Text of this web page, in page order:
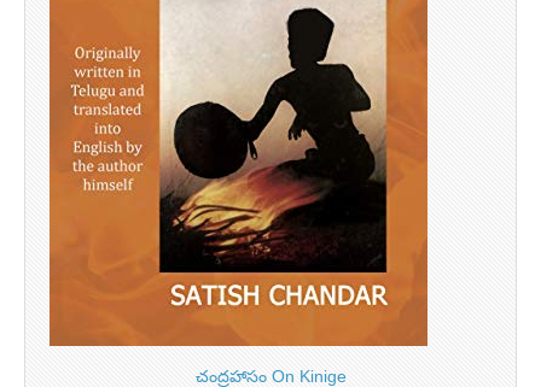
చంద్రహాసం On Kinige